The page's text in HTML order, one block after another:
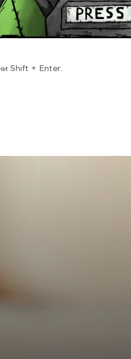
Shift + Enter.